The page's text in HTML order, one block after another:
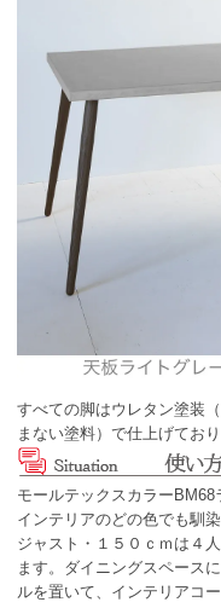
すべての脚はウレタン塗装
まない塗料）で仕上げており
モールテックスカラー
インテリアのどの色でも馴
ジャスト・１５０ｃｍは４
ます。ダイニングスペース
ルを置いて、インテリアコ